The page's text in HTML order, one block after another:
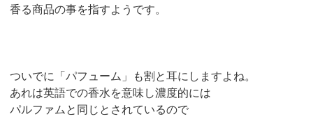
香る商品の事を指すようです。
ついでに「パフューム」も割と耳にしますよね。
あれは英語での香水を意味し濃度的には
パルファムと同じとされているので